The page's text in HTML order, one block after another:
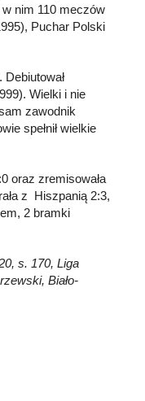
nim 110 meczów
Puchar Polski
Wielki i nie
zawodnik
spełnił wielkie
oraz zremisowała
z Hiszpanią 2:3,
2 bramki
s. 170, Liga
Biało-